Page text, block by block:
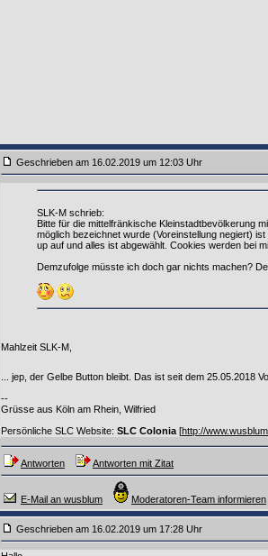
Geschrieben am 16.02.2019 um 12:03 Uhr
SLK-M schrieb:
Bitte für die mittelfränkische Kleinstadtbevölkerung
möglich bezeichnet wurde (Voreinstellung negiert)
up auf und alles ist abgewählt. Cookies werden bei
Demzufolge müsste ich doch gar nichts machen?
Mahlzeit SLK-M,
... jep, der Gelbe Button bleibt. Das ist seit dem 25.05.2018
--
Grüsse aus Köln am Rhein, Wilfried
Persönliche SLC Website: SLC Colonia [http://
Antworten Antworten mit Zitat
E-Mail an wusblum Moderatoren-Team informieren
Geschrieben am 16.02.2019 um 17:28 Uhr